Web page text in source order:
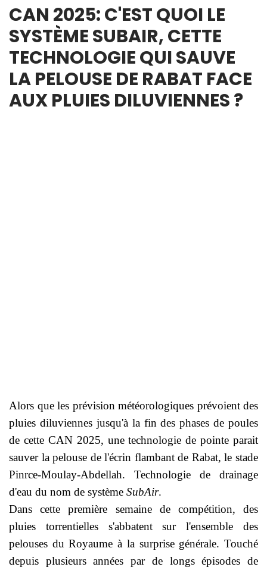
CAN 2025: C'EST QUOI LE
SYSTÈME SUBAIR, CETTE
TECHNOLOGIE QUI SAUVE
LA PELOUSE DE RABAT FACE
AUX PLUIES DILUVIENNES ?
Alors que les prévision météorologiques prévoient des
pluies diluviennes jusqu'à la fin des phases de poules
de cette CAN 2025, une technologie de pointe parait
sauver la pelouse de l'écrin flambant de Rabat, le stade
Pinrce-Moulay-Abdellah. Technologie de drainage
d'eau du nom de système SubAir.
Dans cette première semaine de compétition, des
pluies torrentielles s'abbatent sur l'ensemble des
pelouses du Royaume à la surprise générale. Touché
depuis plusieurs années par de longs épisodes de